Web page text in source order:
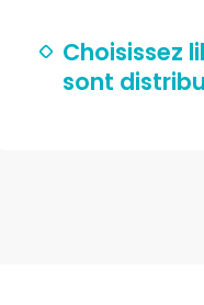
Choisissez
sont